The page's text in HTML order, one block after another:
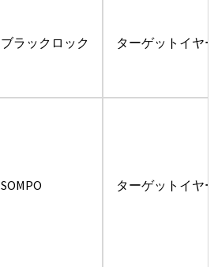
ブラックロック ターゲットイヤ
SOMPO ターゲットイヤ